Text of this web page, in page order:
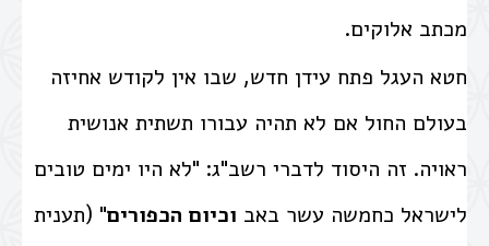
מכתב אלוקים.
חטא העגל פתח עידן חדש, שבו אין לקודש אחיזה
בעולם החול אם לא תהיה עבורו תשתית אנושית
ראויה.זה היסוד לדברי רשב"ג: "לא היו ימים טובים
לישראל כחמשה עשר באבוכיום הכפורים" (תענית